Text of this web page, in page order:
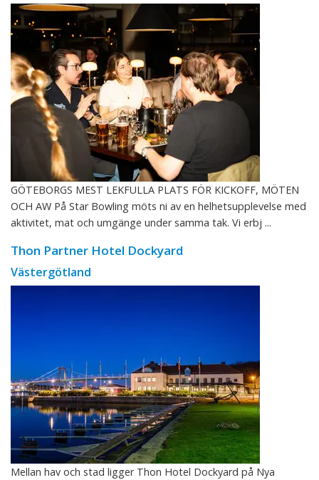
GÖTEBORGS MEST LEKFULLA PLATS FÖR KICKOFF, MÖTEN
OCH AW På Star Bowling möts ni av en helhetsupplevelse med
aktivitet, mat och umgänge under samma tak. Vi erbj ...
Thon Partner Hotel Dockyard
Västergötland
Mellan hav och stad ligger Thon Hotel Dockyard på Nya